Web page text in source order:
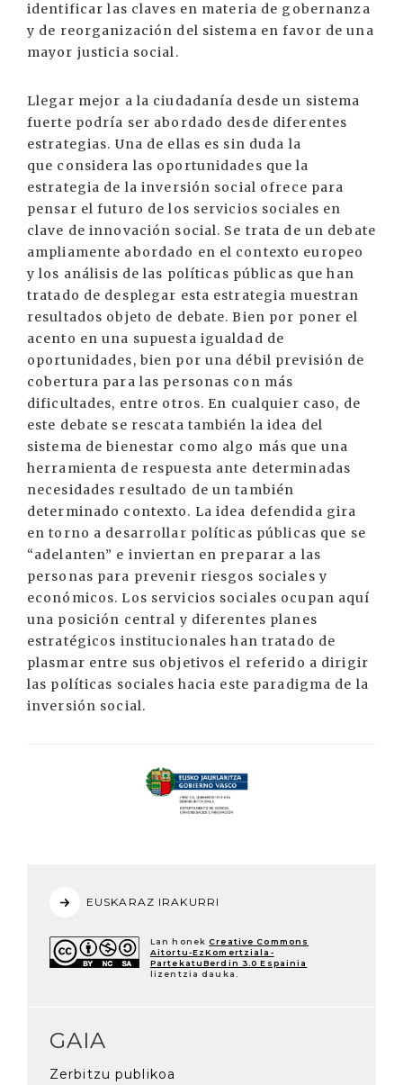
identificar las claves en materia de gobernanza
y de reorganización del sistema en favor de una
mayor justicia social.
Llegar mejor a la ciudadanía desde un sistema
fuerte podría ser abordado desde diferentes
estrategias. Una de ellas es sin duda la
que considera las oportunidades que la
estrategia de la inversión social ofrece para
pensar el futuro de los servicios sociales en
clave de innovación social. Se trata de un debate
ampliamente abordado en el contexto europeo
y los análisis de las políticas públicas que han
tratado de desplegar esta estrategia muestran
resultados objeto de debate. Bien por poner el
acento en una supuesta igualdad de
oportunidades, bien por una débil previsión de
cobertura para las personas con más
dificultades, entre otros. En cualquier caso, de
este debate se rescata también la idea del
sistema de bienestar como algo más que una
herramienta de respuesta ante determinadas
necesidades resultado de un también
determinado contexto. La idea defendida gira
en torno a desarrollar políticas públicas que se
“adelanten” e inviertan en preparar a las
personas para prevenir riesgos sociales y
económicos. Los servicios sociales ocupan aquí
una posición central y diferentes planes
estratégicos institucionales han tratado de
plasmar entre sus objetivos el referido a dirigir
las políticas sociales hacia este paradigma de la
inversión social.
EUSKARAZ IRAKURRI
Lan honek Creative Commons
Aitortu-EzKomertziala-
PartekatuBerdin 3.0 Espainia
lizentzia dauka.
GAIA
Zerbitzu publikoa